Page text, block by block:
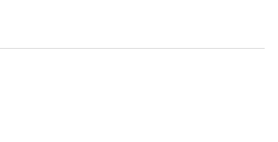
их ещё осталось, какие есть
сухой теории.